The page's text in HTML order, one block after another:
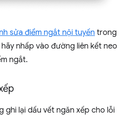
sửa điểm ngắt nội tuyến trong
hãy nhấp vào đường liên kết neo
ngắt.
ghi lại dấu vết ngăn xếp cho lỗi